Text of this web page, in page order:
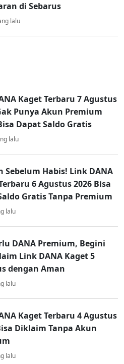
di Sebarus
lalu
Kaget Terbaru 7 Agustus
Punya Akun Premium
Dapat Saldo Gratis
lalu
Sebelum Habis! Link DANA
6 Agustus 2026 Bisa
Gratis Tanpa Premium
lalu
DANA Premium, Begini
Link DANA Kaget 5
dengan Aman
lalu
Kaget Terbaru 4 Agustus
Diklaim Tanpa Akun
lalu